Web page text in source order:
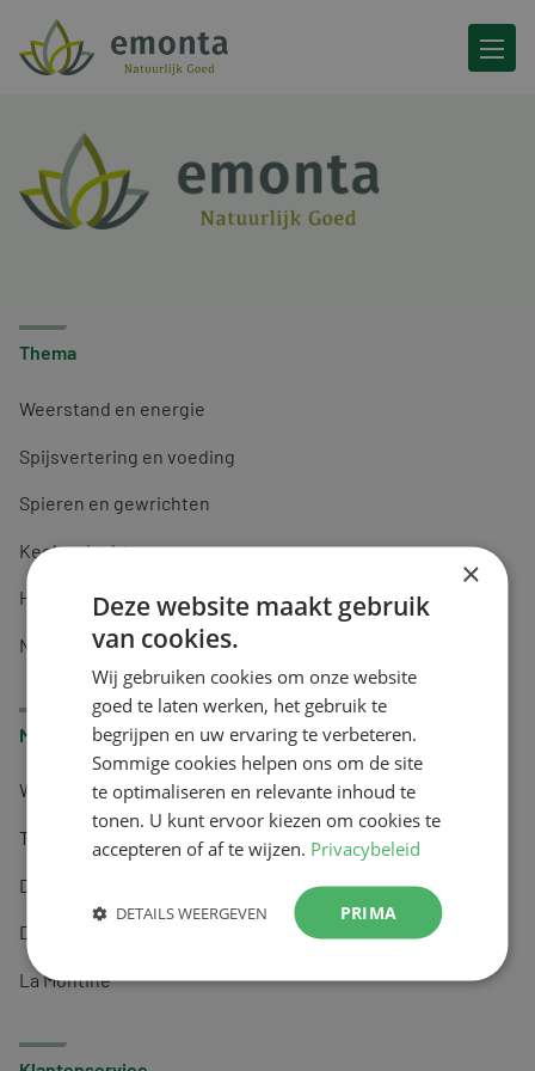
Ga naar de inhoud
Thema
Weerstand en energie
Spijsvertering en voeding
Spieren en gewrichten
Keel en luchtwegen
Huidverzorging
Nachtrust
Merken
Wapiti
Tai-Ginseng
Dermagíq
Draisma
La Montine
×
Deze website maakt gebruik
van cookies.
Wij gebruiken cookies om onze website
goed te laten werken, het gebruik te
begrijpen en uw ervaring te verbeteren.
Sommige cookies helpen ons om de site
te optimaliseren en relevante inhoud te
tonen. U kunt ervoor kiezen om cookies te
accepteren of af te wijzen. Privacybeleid
PRIMA
DETAILS WEERGEVEN